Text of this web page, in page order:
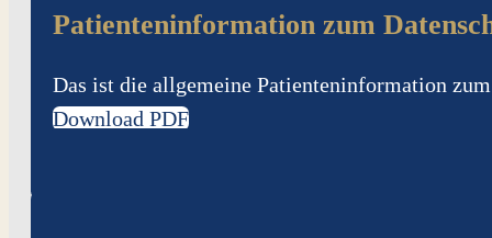
Patienteninformation zum
Das ist die allgemeine Patienteninformation
Download PDF